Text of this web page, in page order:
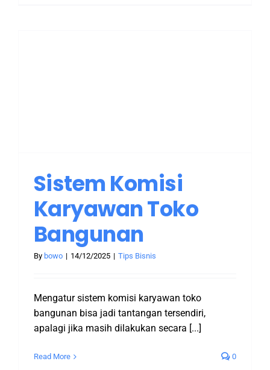
Sistem Komisi
Karyawan Toko
Bangunan
By bowo | 14/12/2025 | Tips Bisnis
Mengatur sistem komisi karyawan toko
bangunan bisa jadi tantangan tersendiri,
apalagi jika masih dilakukan secara [...]
Read More 0